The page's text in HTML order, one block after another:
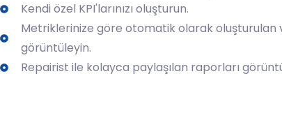
Kendi özel KPI'larınızı oluşturun.
Metriklerinize göre otomatik olarak oluşturulan
görüntüleyin.
Repairist ile kolayca paylaşılan raporları